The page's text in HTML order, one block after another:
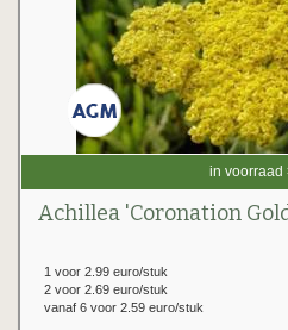
in voorraad
Achillea 'Coronation
1 voor 2.99 euro/stuk
2 voor 2.69 euro/stuk
vanaf 6 voor 2.59 euro/stuk